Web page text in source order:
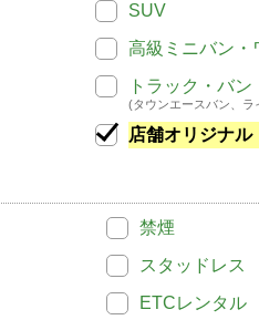
SUV
高級ミニバン・
トラック・バン
(タウンエースバン、ラ
店舗オリジナル
禁煙
スタッドレス
ETCレンタル